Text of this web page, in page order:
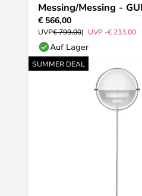
Messing/Messing -
€ 566,00
UVP€ 799,00 UVP -€ 233,00
Auf Lager
SUMMER DEAL